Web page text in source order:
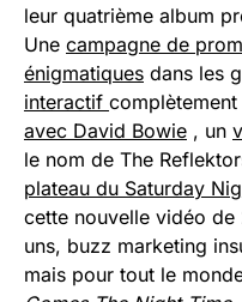
leur quatrième album
Une campagne de
énigmatiques dans les
interactif complètement
avec David Bowie , un
le nom de The
plateau du Saturday
cette nouvelle vidéo
uns, buzz marketing
mais pour tout le